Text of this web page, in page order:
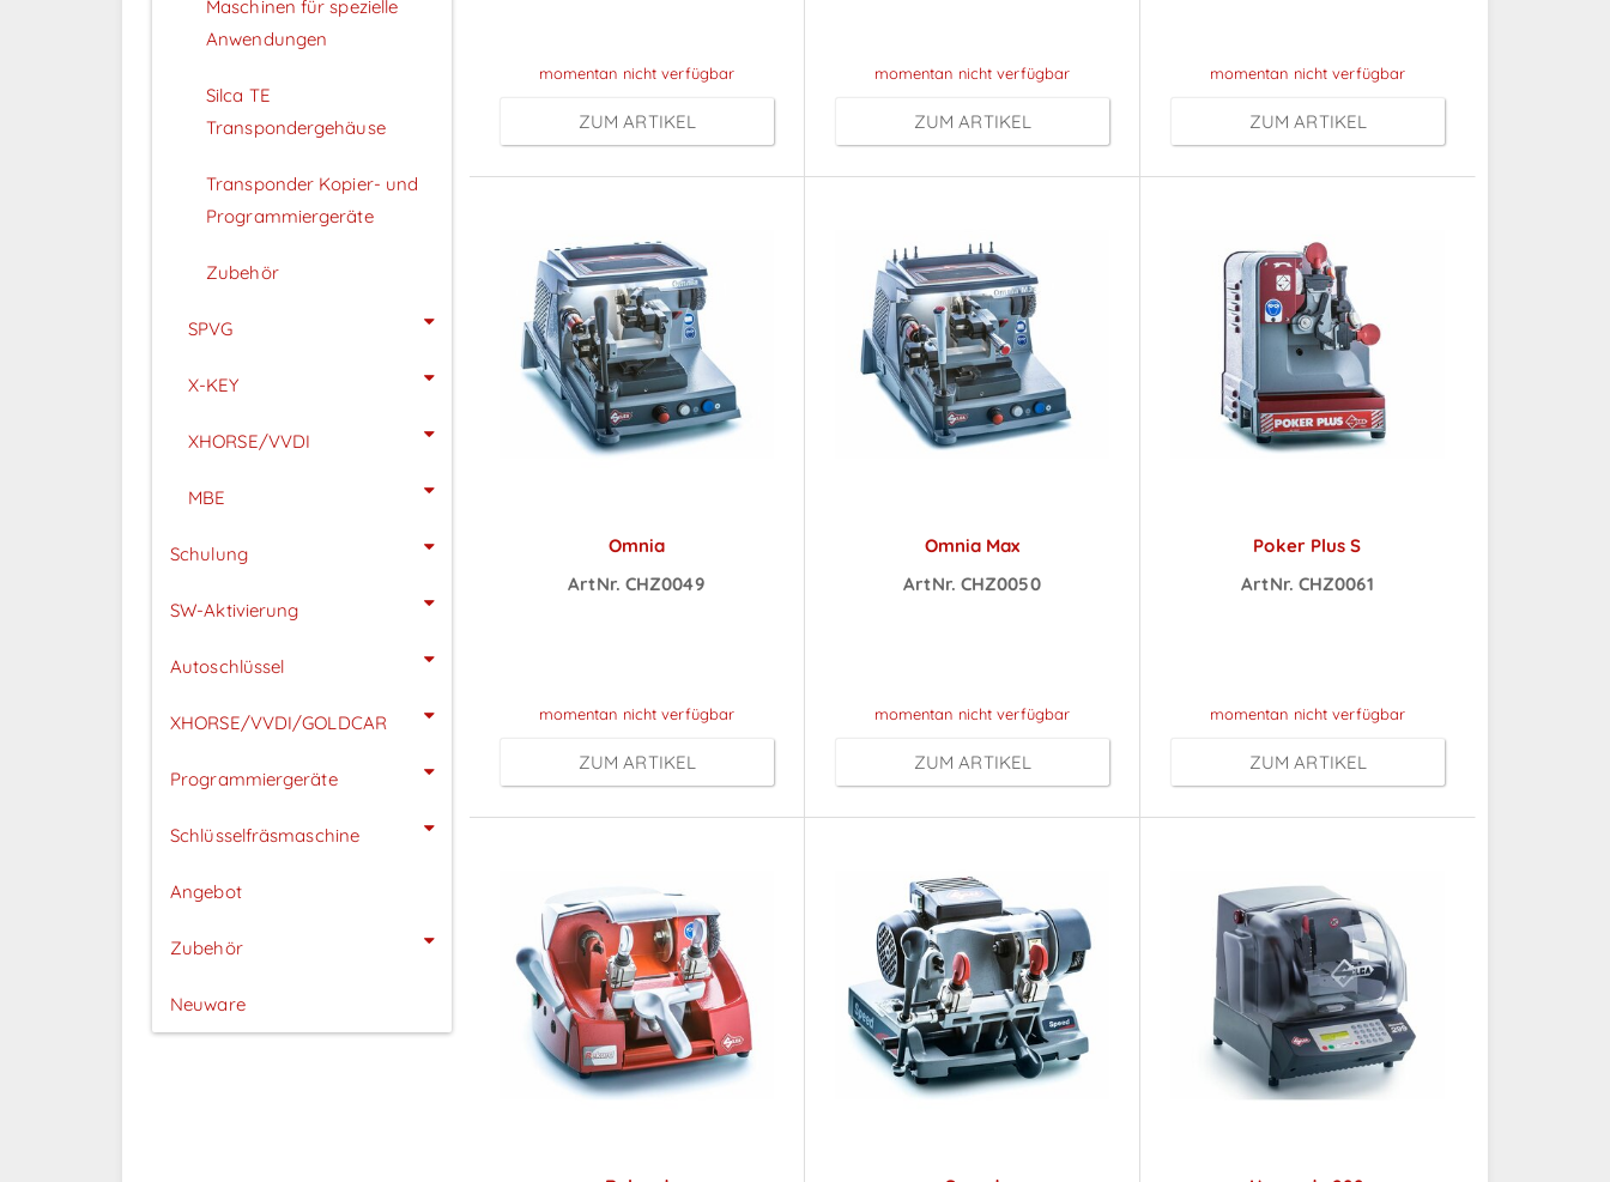
momentan nicht verfügbar
ZUM ARTIKEL
momentan nicht verfügbar
ZUM ARTIKEL
momentan nicht verfügbar
ZUM ARTIKEL
Omnia
ArtNr. CHZ0049
momentan nicht verfügbar
ZUM ARTIKEL
Omnia Max
ArtNr. CHZ0050
momentan nicht verfügbar
ZUM ARTIKEL
Poker Plus S
ArtNr. CHZ0061
momentan nicht verfügbar
ZUM ARTIKEL
Maschinen für spezielle
Anwendungen
Silca TE
Transpondergehäuse
Transponder Kopier- und
Programmiergeräte
Zubehör
SPVG
X-KEY
XHORSE/VVDI
MBE
Schulung
SW-Aktivierung
Autoschlüssel
XHORSE/VVDI/GOLDCAR
Programmiergeräte
Schlüsselfräsmaschine
Angebot
Zubehör
Neuware